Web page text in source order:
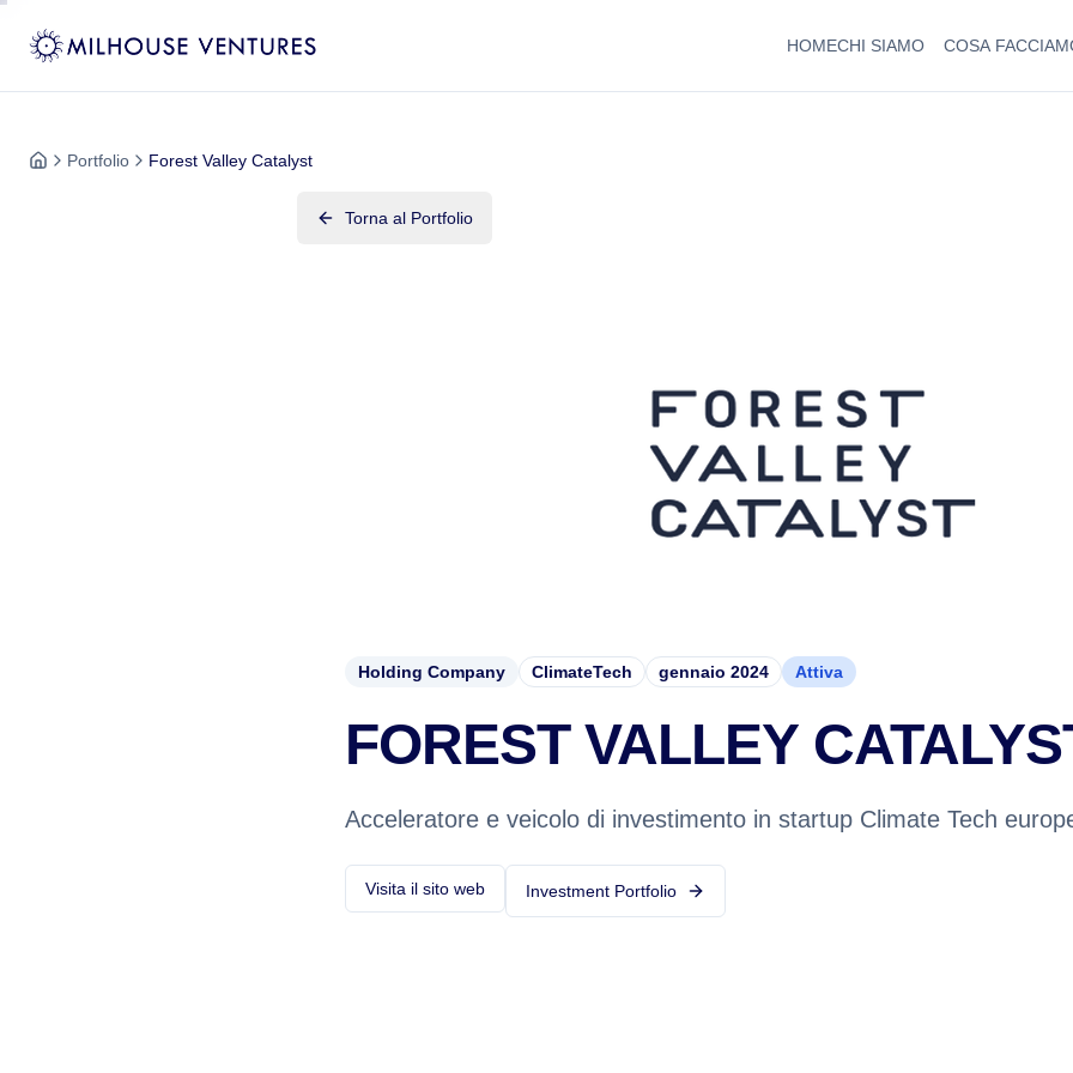
HOMECHI SIAMO COSA
Portfolio Forest Valley Catalyst
Torna al Portfolio
Holding Company ClimateTech gennaio 2024 Attiva
FOREST VALLEY
Acceleratore e veicolo di investimento in startup Climate Tech
Visita il sito web Investment Portfolio